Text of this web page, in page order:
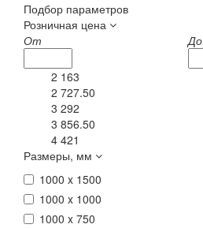
Подбор параметров
Розничная цена
От
До
2 163
2 727.50
3 292
3 856.50
4 421
Размеры, мм
1000 x 1500
1000 x 1000
1000 x 750